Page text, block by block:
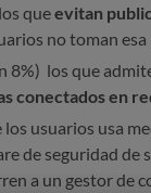
queevitan
no toman esa
8%) los que
conectados en
usuarios usa
de seguridad
a un gestor de